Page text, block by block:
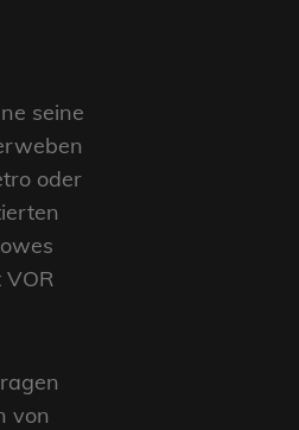
seine
oder
von